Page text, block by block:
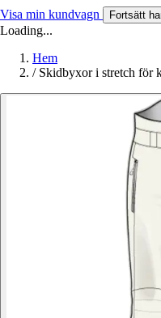
Visa min kundvagn Fortsätt
Loading...
Hem
/ Skidbyxor i stretch för